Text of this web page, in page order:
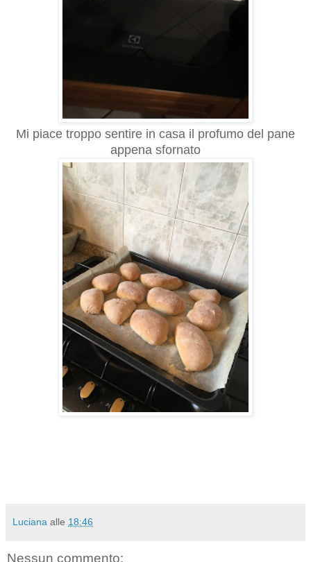
Mi piace troppo sentire in casa il profumo del pane
appena sfornato
Luciana alle 18:46
Nessun commento: